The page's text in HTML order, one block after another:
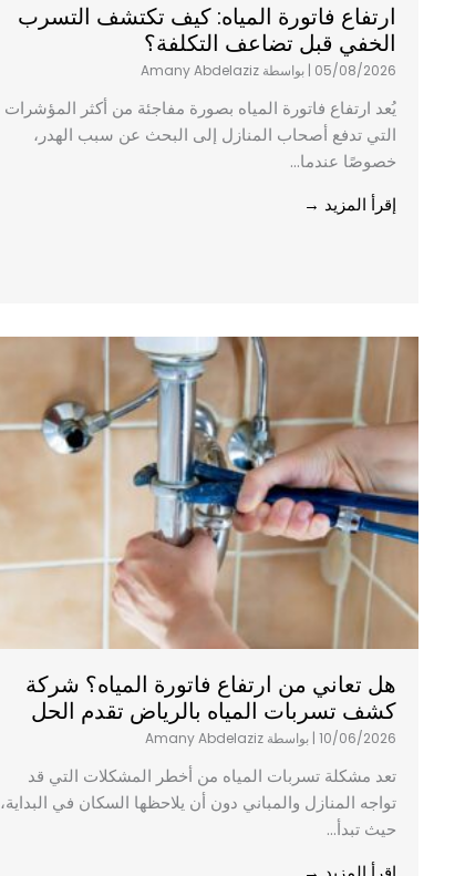
ارتفاع فاتورة المياه: كيف تكتشف التسرب
الخفي قبل تضاعف التكلفة؟
05/08/2026
| بواسطة Amany Abdelaziz
يُعد ارتفاع فاتورة المياه بصورة مفاجئة من أكثر المؤشرات
التي تدفع أصحاب المنازل إلى البحث عن سبب الهدر،
خصوصًا عندما...
إقرأ المزيد →
هل تعاني من ارتفاع فاتورة المياه؟ شركة
كشف تسربات المياه بالرياض تقدم الحل
10/06/2026
| بواسطة Amany Abdelaziz
تعد مشكلة تسربات المياه من أخطر المشكلات التي قد
تواجه المنازل والمباني دون أن يلاحظها السكان في البداية،
حيث تبدأ...